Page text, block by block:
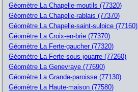
Géomètre La Chapelle-moutils (77320)
Géomètre La Chapelle-rablais (77370)
Géomètre La Chapelle-saint-sulpice (77160)
Géomètre La Croix-en-brie (77370)
Géomètre La Ferte-gaucher (77320)
Géomètre La Ferte-sous-jouarre (77260)
Géomètre La Genevraye (77690)
Géomètre La Grande-paroisse (77130)
Géomètre La Haute-maison (77580)